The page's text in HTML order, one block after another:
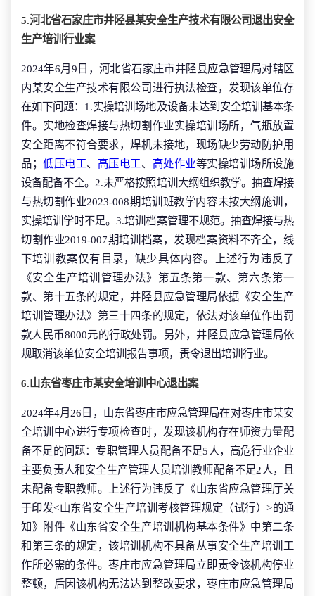
5.河北省石家庄市井陉县某安全生产技术有限公司退出安全
生产培训行业案
2024年6月9日，河北省石家庄市井陉县应急管理局对辖区
内某安全生产技术有限公司进行执法检查，发现该单位存
在如下问题：1.实操培训场地及设备未达到安全培训基本条
件。实地检查焊接与热切割作业实操培训场所，气瓶放置
安全距离不符合要求，焊机未接地，现场缺少劳动防护用
品； 低压电工、 高压电工、 高处作业等实操培训场所设施
设备配备不全。2.未严格按照培训大纲组织教学。抽查焊接
与热切割作业2023-008期培训班教学内容未按大纲施训，
实操培训学时不足。3.培训档案管理不规范。抽查焊接与热
切割作业2019-007期培训档案，发现档案资料不齐全，线
下培训教案仅有目录，缺少具体内容。上述行为违反了
《安全生产培训管理办法》第五条第一款、第六条第一
款、第十五条的规定，井陉县应急管理局依据《安全生产
培训管理办法》第三十四条的规定，依法对该单位作出罚
款人民币8000元的行政处罚。另外，井陉县应急管理局依
规取消该单位安全培训报告事项，责令退出培训行业。
6.山东省枣庄市某安全培训中心退出案
2024年4月26日，山东省枣庄市应急管理局在对枣庄市某安
全培训中心进行专项检查时，发现该机构存在师资力量配
备不足的问题：专职管理人员配备不足5人，高危行业企业
主要负责人和安全生产管理人员培训教师配备不足2人，且
未配备专职教师。上述行为违反了《山东省应急管理厅关
于印发<山东省安全生产培训考核管理规定（试行）>的通
知》附件《山东省安全生产培训机构基本条件》中第二条
和第三条的规定，该培训机构不具备从事安全生产培训工
作所必需的条件。枣庄市应急管理局立即责令该机构停业
整顿，后因该机构无法达到整改要求，枣庄市应急管理局